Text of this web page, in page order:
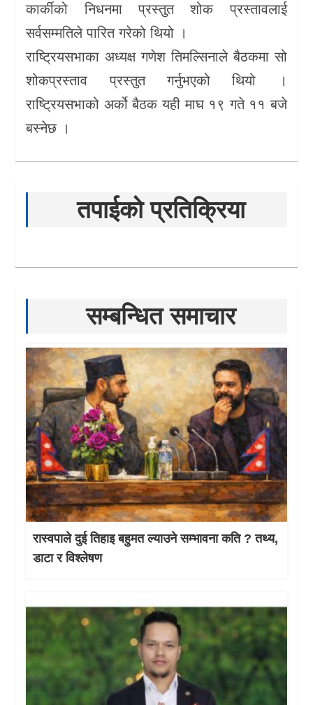
कार्कीको निधनमा प्रस्तुत शोक प्रस्तावलाई
सर्वसम्मतिले पारित गरेको थियो ।
राष्ट्रियसभाका अध्यक्ष गणेश तिमल्सिनाले बैठकमा सो
शोकप्रस्ताव प्रस्तुत गर्नुभएको थियो ।
राष्ट्रियसभाको अर्को बैठक यही माघ १९ गते ११ बजे
बस्नेछ ।
तपाईको प्रतिक्रिया
सम्बन्धित समाचार
रास्वपाले दुई तिहाइ बहुमत ल्याउने सम्भावना कति ? तथ्य,
डाटा र विश्लेषण